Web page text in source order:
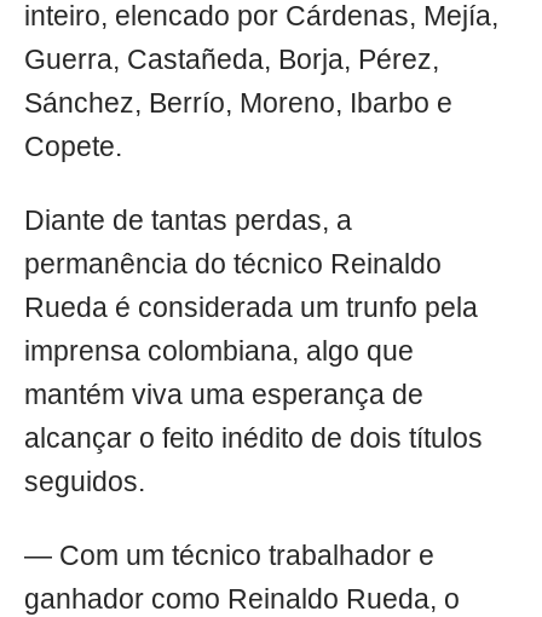
inteiro, elencado por Cárdenas, Mejía,
Guerra, Castañeda, Borja, Pérez,
Sánchez, Berrío, Moreno, Ibarbo e
Copete.
Diante de tantas perdas, a
permanência do técnico Reinaldo
Rueda é considerada um trunfo pela
imprensa colombiana, algo que
mantém viva uma esperança de
alcançar o feito inédito de dois títulos
seguidos.
— Com um técnico trabalhador e
ganhador como Reinaldo Rueda, o